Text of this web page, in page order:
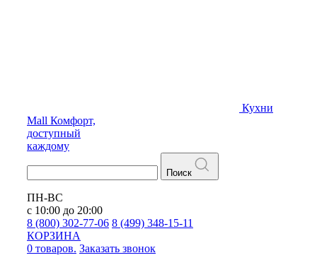
Кухни
Mall Комфорт,
доступный
каждому
Поиск
ПН-ВС
с 10:00 до 20:00
8 (800) 302-77-06 8 (499) 348-15-11
КОРЗИНА
0 товаров. Заказать звонок